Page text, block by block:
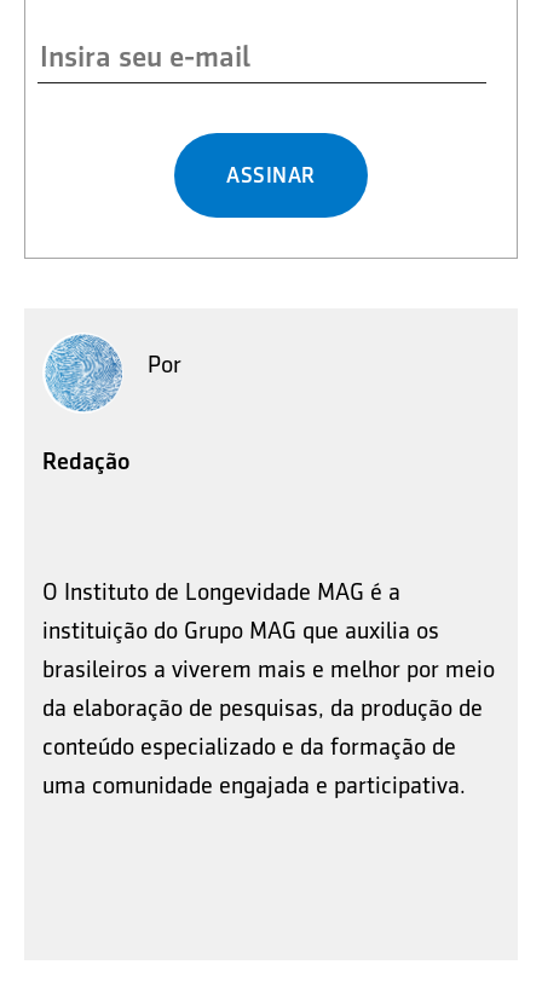
ASSINAR
Por
Redação
O Instituto de Longevidade MAG é a
instituição do Grupo MAG que auxilia os
brasileiros a viverem mais e melhor por meio
da elaboração de pesquisas, da produção de
conteúdo especializado e da formação de
uma comunidade engajada e participativa.